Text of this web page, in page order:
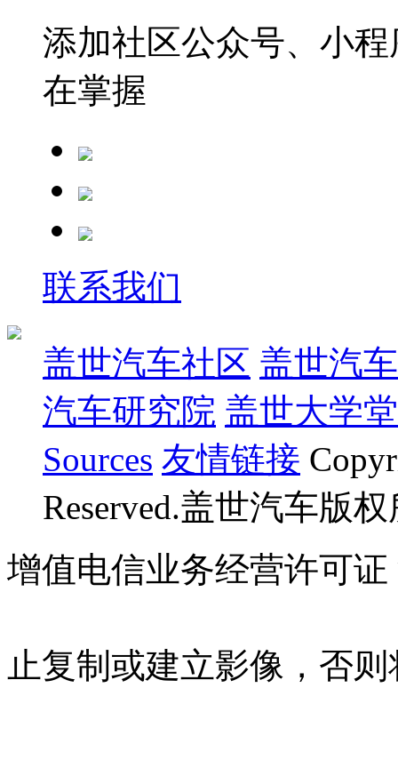
添加社区公众号、小
在掌握
联系我们
盖世汽车社区 盖世汽
汽车研究院 盖世大学堂
Sources 友情链接
Reserved.盖世汽车版
增值电信业务经营许可证
止复制或建立影像，否